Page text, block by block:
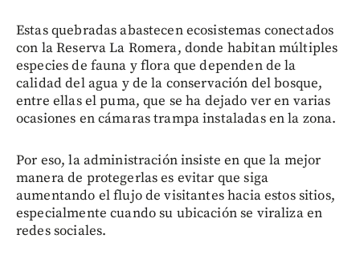
Estas quebradas abastecen ecosistemas conectados
con la Reserva La Romera, donde habitan múltiples
especies de fauna y flora que dependen de la
calidad del agua y de la conservación del bosque,
entre ellas el puma, que se ha dejado ver en varias
ocasiones en cámaras trampa instaladas en la zona.
Por eso, la administración insiste en que la mejor
manera de protegerlas es evitar que siga
aumentando el flujo de visitantes hacia estos sitios,
especialmente cuando su ubicación se viraliza en
redes sociales.